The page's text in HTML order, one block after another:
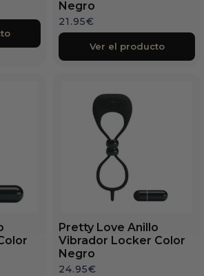
Negro
21.95€
Ver el producto
Pretty Love Anillo
Vibrador Locker Color
Negro
24.95€